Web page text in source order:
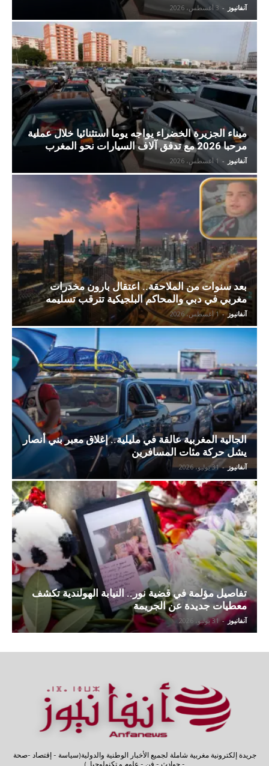
آنفانيوز - 3 أغسطس، 2026
ميناء الجزيرة الخضراء يواجه يوما استثنائيا خلال عملية
مرحبا 2026 مع تدفق آلاف السيارات نحو المغرب
آنفانيوز - 1 أغسطس، 2026
بعد سنوات من الملاحقة.. اعتقال بارون مخدرات
مغربي في دبي والمحاكم البلجيكية تترقب تسليمه
آنفانيوز - 1 أغسطس، 2026
الجالية المغربية عالقة في مليلية.. إغلاق معبر بني أنصار
يشل حركة مئات المسافرين
آنفانيوز - 31 يوليو، 2026
تفاصيل مؤلمة في قضية نور.. النيابة الهولندية تكشف
معطيات جديدة عن الجريمة
آنفانيوز - 31 يوليو، 2026
جريدة إلكترونية مغربية شاملة لجميع الأخبار الوطنية والدولية(سياسة - إقتصاد -صحة
- حوادث - فن - علوم و تكنولوجيا .)